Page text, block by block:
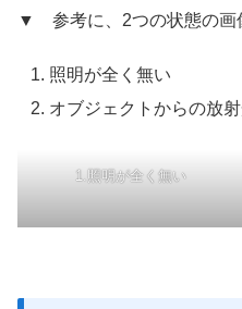
▼ 参考に、2つの状態の画
照明が全く無い
オブジェクトからの放
1.照明が全く無い